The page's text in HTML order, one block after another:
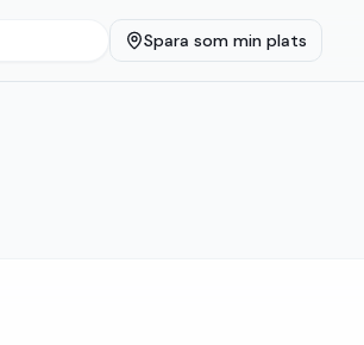
Spara som min plats